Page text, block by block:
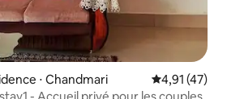
⋅ Chandmari Évaluation
4,91 (47)